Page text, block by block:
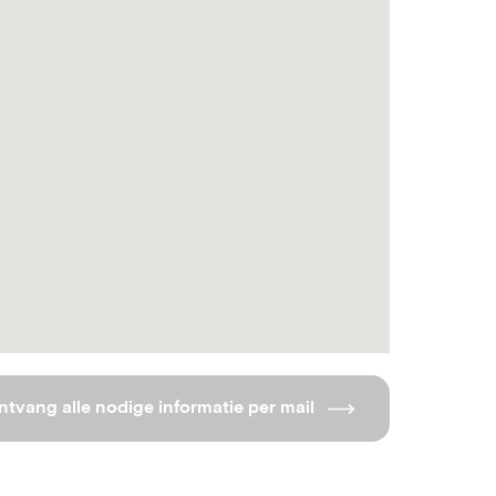
alle nodige informatie per mail